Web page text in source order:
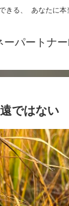
きる、 あなたに本
ーパートナ
ではない